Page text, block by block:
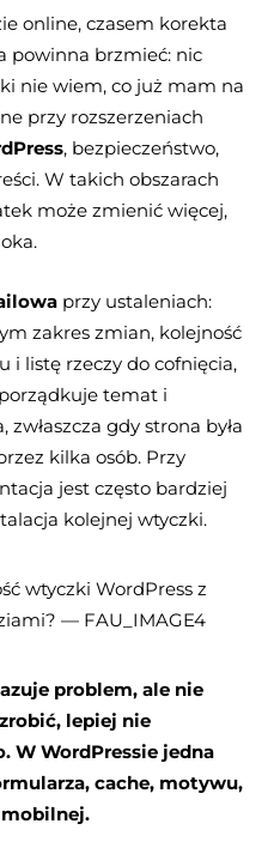
online, czasem korekta
powinna brzmieć: nic
nie wiem, co już mam na
przy rozszerzeniach
, bezpieczeństwo,
W takich obszarach
może zmienić więcej,
przy ustaleniach:
zakres zmian, kolejność
i listę rzeczy do cofnięcia,
temat i
gdy strona była
kilka osób. Przy
jest często bardziej
kolejnej wtyczki.
problem, ale nie
lepiej nie
W WordPressie jedna
cache, motywu,
mobilnej.